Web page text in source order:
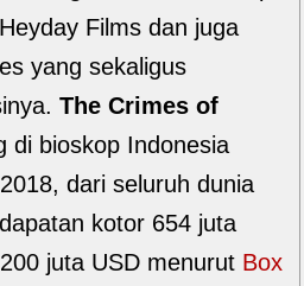
Films dan juga
yang sekaligus
The Crimes of
di bioskop Indonesia
dari seluruh dunia
kotor 654 juta
juta USD menurut Box